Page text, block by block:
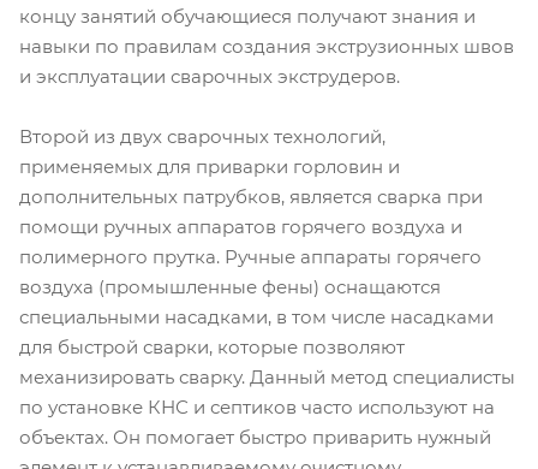
концу занятий обучающиеся получают знания и
навыки по правилам создания экструзионных швов
и эксплуатации сварочных экструдеров.
Второй из двух сварочных технологий,
применяемых для приварки горловин и
дополнительных патрубков, является сварка при
помощи ручных аппаратов горячего воздуха и
полимерного прутка. Ручные аппараты горячего
воздуха (промышленные фены) оснащаются
специальными насадками, в том числе насадками
для быстрой сварки, которые позволяют
механизировать сварку. Данный метод специалисты
по установке КНС и септиков часто используют на
объектах. Он помогает быстро приварить нужный